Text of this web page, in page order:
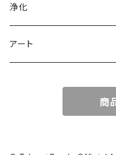
Tシャツ
浄化
盛り塩
アート
商